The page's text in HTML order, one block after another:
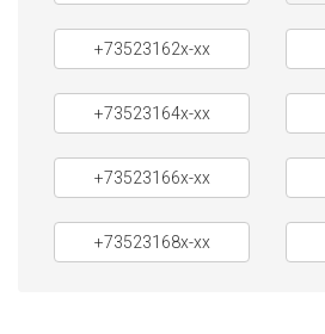
+73523162x-xx
+73523164x-xx
+73523166x-xx
+73523168x-xx